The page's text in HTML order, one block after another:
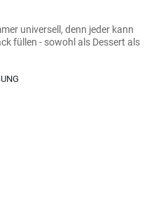
universell, denn jeder kann
füllen - sowohl als Dessert als